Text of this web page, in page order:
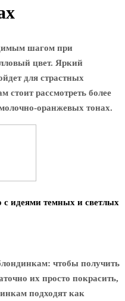
шагом при
цвет. Яркий
для страстных
стоит рассмотреть более
оранжевых тонах.
идеями темных и светлых
чтобы получить
их просто покрасить,
подходят как